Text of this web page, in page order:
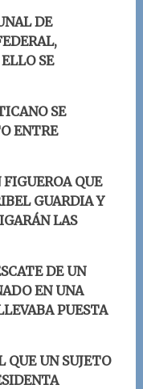
DE
SE
SE
ENTRE
QUE
GUARDIA Y
LAS
DE UN
EN UNA
PUESTA
QUE UN SUJETO